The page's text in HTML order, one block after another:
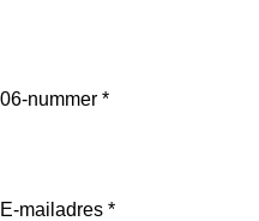
06-nummer *
E-mailadres *